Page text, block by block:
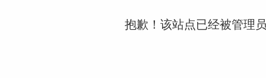
抱歉！该站点已经被管理